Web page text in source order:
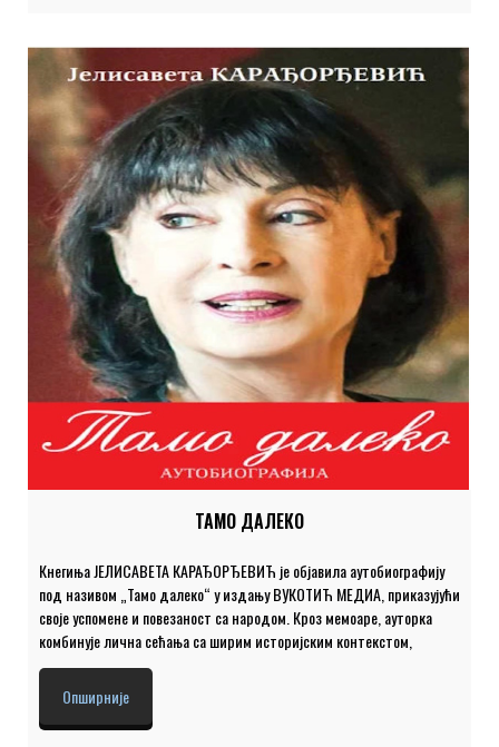
ТАМО ДАЛЕКО
Кнегиња ЈЕЛИСАВЕТА КАРАЂОРЂЕВИЋ је објавила аутобиографију
под називом „Тамо далеко“ у издању ВУКОТИЋ МЕДИА, приказујући
своје успомене и повезаност са народом. Кроз мемоаре, ауторка
комбинује лична сећања са ширим историјским контекстом,
наглашавајући емотивне тренутке попут смрти њеног оца Павла.
Кнегиња Јелисавета доноси причу о целом свом животу,
одрастајући у егзилу, браковима и породици…од мучног
одрастања, породичне трагедије ( смрт брата Николе ), преко
Опширније